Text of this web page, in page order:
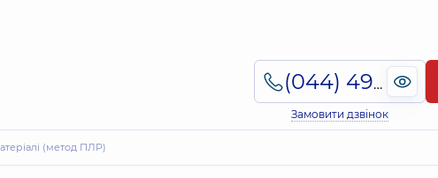
(044) 495-2-888
Замовити дзвінок
(метод ПЛР)